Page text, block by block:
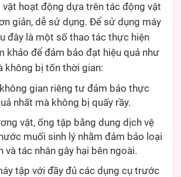
hoạt động dựa trên tác động vật
giản, dễ sử dụng. Để sử dụng máy
đây là một số thao tác thực hiện
khảo để đảm bảo đạt hiệu quả như
không bị tốn thời gian:
gian riêng tư đảm bảo thực
nhất mà không bị quấy rầy.
vật, ống tập bằng dung dịch vệ
muối sinh lý nhằm đảm bảo loại
và tác nhân gây hại bên ngoài.
tập với đầy đủ các dụng cụ trước